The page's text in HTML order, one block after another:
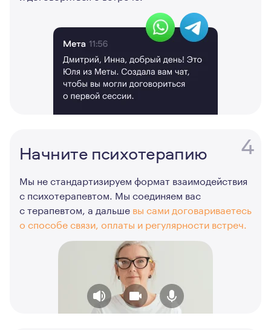
4
Начните психотерапию
Мы не стандартизируем формат взаимодействия
с психотерапевтом. Мы соединяем вас
с терапевтом, а дальше вы сами договариваетесь
о способе связи, оплаты и регулярности встреч.